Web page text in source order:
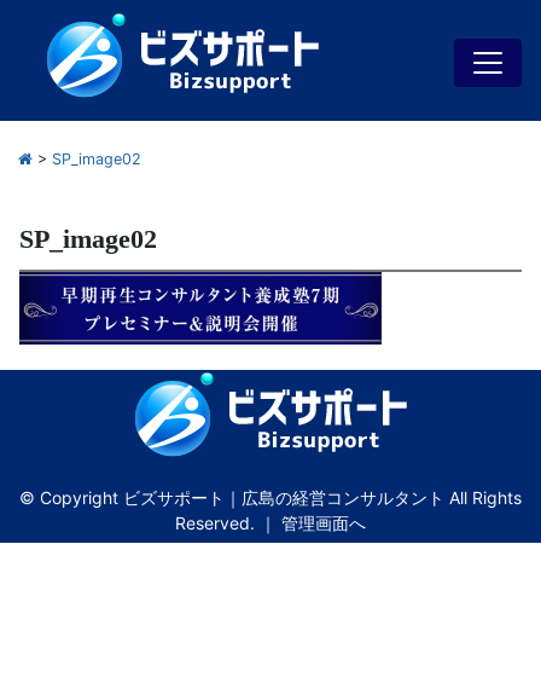
> SP_image02
SP_image02
© Copyright ビズサポート｜広島の経営コンサルタント All Rights
Reserved. ｜ 管理画面へ